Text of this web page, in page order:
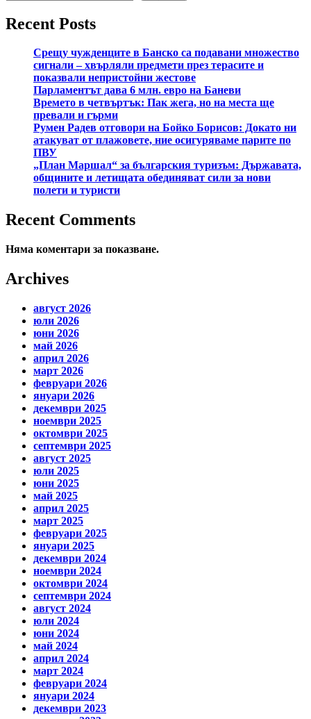
Recent Posts
Срещу чужденците в Банско са подавани множество
сигнали – хвърляли предмети през терасите и
показвали непристойни жестове
Парламентът дава 6 млн. евро на Баневи
Времето в четвъртък: Пак жега, но на места ще
превали и гърми
Румен Радев отговори на Бойко Борисов: Докато ни
атакуват от плажовете, ние осигуряваме парите по
ПВУ
„План Маршал“ за българския туризъм: Държавата,
общините и летищата обединяват сили за нови
полети и туристи
Recent Comments
Няма коментари за показване.
Archives
август 2026
юли 2026
юни 2026
май 2026
април 2026
март 2026
февруари 2026
януари 2026
декември 2025
ноември 2025
октомври 2025
септември 2025
август 2025
юли 2025
юни 2025
май 2025
април 2025
март 2025
февруари 2025
януари 2025
декември 2024
ноември 2024
октомври 2024
септември 2024
август 2024
юли 2024
юни 2024
май 2024
април 2024
март 2024
февруари 2024
януари 2024
декември 2023